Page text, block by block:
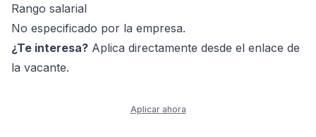
Rango salarial
No especificado por la empresa.
¿Te interesa? Aplica directamente desde el enlace de
la vacante.
Aplicar ahora